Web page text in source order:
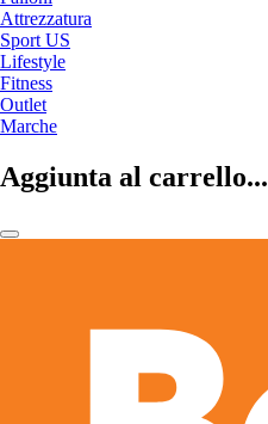
Attrezzatura
Sport US
Lifestyle
Fitness
Outlet
Marche
Aggiunta al carrello...